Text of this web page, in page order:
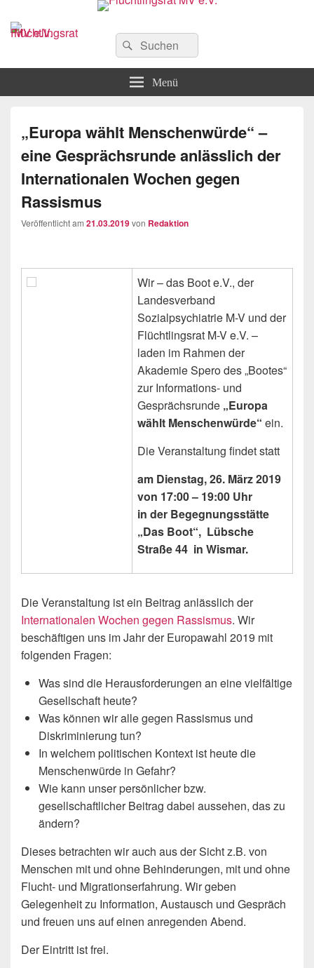
Flüchtlingsrat MV e.V.
Schwerin
Suchen
nach:
Suchen
Menü
„Europa wählt Menschenwürde“ –
eine Gesprächsrunde anlässlich der
Internationalen Wochen gegen
Rassismus
Veröffentlicht am 21.03.2019von Redaktion
Wir – das Boot e.V., der
Landesverband
Sozialpsychiatrie M-V und der
Flüchtlingsrat M-V e.V. –
laden im Rahmen der
Akademie Spero des „Bootes“
zur Informations- und
Gesprächsrunde „Europa
wählt Menschenwürde“ ein.
Die Veranstaltung findet statt
am Dienstag, 26. März 2019
von 17:00 – 19:00 Uhr
in der Begegnungsstätte
„Das Boot“, Lübsche
Straße 44 in Wismar.
Die Veranstaltung ist ein Beitrag anlässlich der
Internationalen Wochen gegen Rassismus. Wir
beschäftigen uns im Jahr der Europawahl 2019 mit
folgenden Fragen:
Was sind die Herausforderungen an eine vielfältige
Gesellschaft heute?
Was können wir alle gegen Rassismus und
Diskriminierung tun?
In welchem politischen Kontext ist heute die
Menschenwürde in Gefahr?
Wie kann unser persönlicher bzw.
gesellschaftlicher Beitrag dabei aussehen, das zu
ändern?
Dieses betrachten wir auch aus der Sicht z.B. von
Menschen mit und ohne Behinderungen, mit und ohne
Flucht- und Migrationserfahrung. Wir geben
Gelegenheit zu Information, Austausch und Gespräch
und freuen uns auf einen anregenden Abend.
Der Eintritt ist frei.